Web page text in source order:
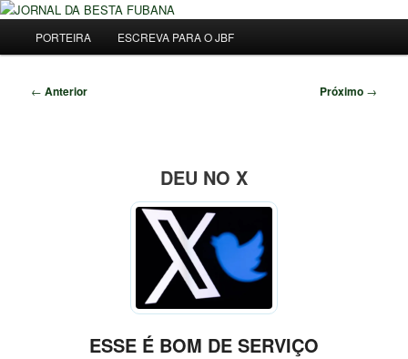
Pular
principal
JORNAL DA BESTA FUBANA
Uma Gazeta Escrota
principal
PORTEIRA ESCREVA PARA O JBF
Navegação
← Anterior Próximo →
DEU NO X
ESSE É BOM DE SERVIÇO